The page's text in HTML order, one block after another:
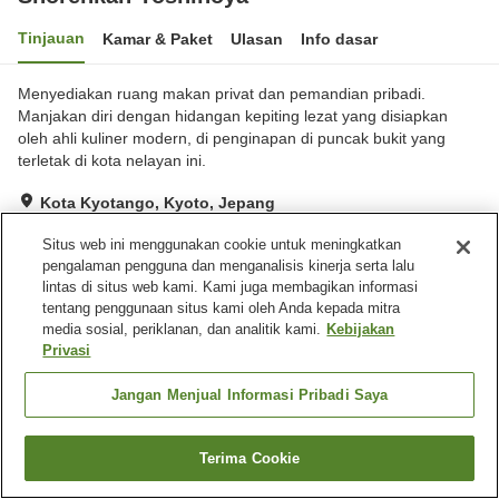
Tinjauan Kamar & Paket Ulasan Info dasar
Menyediakan ruang makan privat dan pemandian pribadi.
Manjakan diri dengan hidangan kepiting lezat yang disiapkan
oleh ahli kuliner modern, di penginapan di puncak bukit yang
terletak di kota nelayan ini.
Kota Kyotango, Kyoto, Jepang
Hebat Ulasan:118
Fasilitas properti
Antar jemput di stasiun
Beranda Jepang Kyoto
Kota Kyotango
Cari kamar
Situs web ini menggunakan cookie untuk meningkatkan
pengalaman pengguna dan menganalisis kinerja serta lalu
lintas di situs web kami. Kami juga membagikan informasi
tentang penggunaan situs kami oleh Anda kepada mitra
media sosial, periklanan, dan analitik kami. Kebijakan
Privasi
Jangan Menjual Informasi Pribadi Saya
Terima Cookie